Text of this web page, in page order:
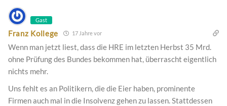
Gast
Franz Kollege 17 Jahre vor
Wenn man jetzt liest, dass die HRE im letzten Herbst 35 Mrd.
ohne Prüfung des Bundes bekommen hat, überrascht eigentlich
nichts mehr.
Uns fehlt es an Politikern, die die Eier haben, prominente
Firmen auch mal in die Insolvenz gehen zu lassen. Stattdessen